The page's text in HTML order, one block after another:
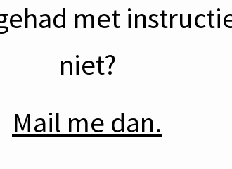
met
niet?
Mail me dan.